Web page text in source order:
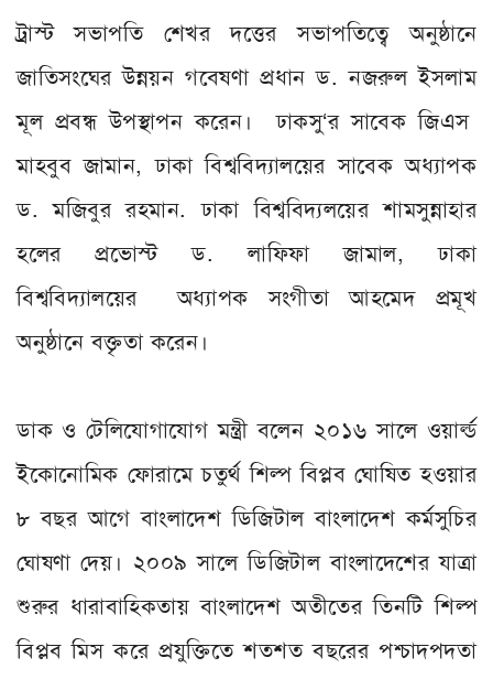
ট্রাস্ট সভাপতি শেখর দত্তের সভাপতিত্বে অনুষ্ঠানে
জাতিসংঘের উন্নয়ন গবেষণা প্রধান ড. নজরুল ইসলাম
মূল প্রবন্ধ উপস্থাপন করেন। ঢাকসু‘র সাবেক জিএস
মাহবুব জামান, ঢাকা বিশ্ববিদ‌্যালয়ের সাবেক অধ‌্যাপক
ড. মজিবুর রহমান. ঢাকা বিশ্ববিদ‌্যলয়ের শামসুন্নাহার
হলের প্রভোস্ট ড. লাফিফা জামাল, ঢাকা
বিশ্ববিদ‌্যালয়ের অধ‌্যাপক সংগীতা আহমেদ প্রমূখ
অনুষ্ঠানে বক্তৃতা করেন।
ডাক ও টেলিযোগাযোগ মন্ত্রী বলেন ২০১৬ সালে ওয়ার্ল্ড
ইকোনোমিক ফোরামে চতুর্থ শিল্প বিপ্লব ঘোষিত হওয়ার
৮ বছর আগে বাংলাদেশ ডিজিটাল বাংলাদেশ কর্মসুচির
ঘোষণা দেয়। ২০০৯ সালে ডিজিটাল বাংলাদেশের যাত্রা
শুরুর ধারাবাহিকতায় বাংলাদেশ অতীতের তিনটি শিল্প
বিপ্লব মিস করে প্রযুক্তিতে শতশত বছরের পশ্চাদপদতা